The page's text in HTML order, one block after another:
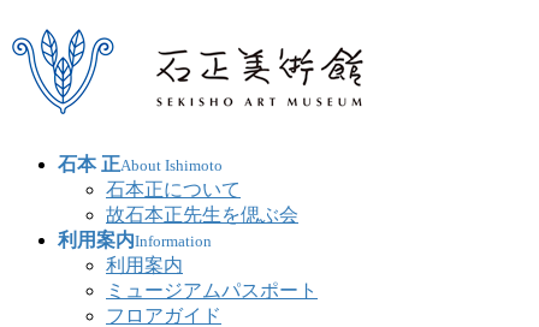
石本 正About Ishimoto
石本正について
故石本正先生を偲ぶ会
利用案内Information
利用案内
ミュージアムパスポート
フロアガイド